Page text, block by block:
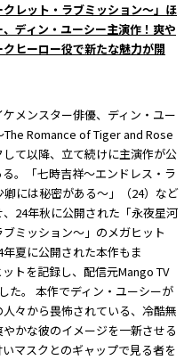
レット・ラブミッション～」ほ
ディン・ユーシー主演作！爽や
ヒーロー役で新たな魅力が開
メンスター俳優、ディン・ユー
Romance of Tiger and Rose
て以降、立て続けに主演作が公
。「七時吉祥～エンドレス・ラ
には秘密がある～」（24）など
24年秋に公開された「永夜星河
ミッション～」のメガヒット
夏に公開された本作もま
トを記録し、配信元Mango TV
た。 本作でディン・ユーシーが
々から畏怖されている、冷酷無
かな彼のイメージを一新させる
マスクとのギャップで見る者を